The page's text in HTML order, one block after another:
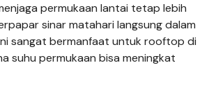
permukaan lantai tetap lebih
sinar matahari langsung dalam
sangat bermanfaat untuk rooftop di
suhu permukaan bisa meningkat